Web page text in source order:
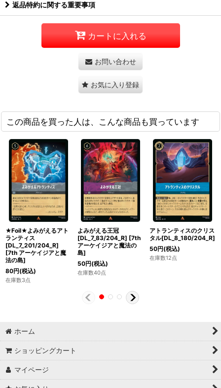
返品特約に関する重要事項
カートに入れる
お問い合わせ
お気に入り登録
この商品を買った人は、こんな商品も買っています
★Foil★よみがえるアト
ランティス
[DL_7_201/204_R]
[7th アーケイジアと魔
法の島]
80円(税込)
在庫数3点
よみがえる王冠
[DL_7_83/204_R] [7th
アーケイジアと魔法の
島]
50円(税込)
在庫数40点
アトランティスのクリス
タル[DL_8_180/204_R]
50円(税込)
在庫数12点
ホーム
ショッピングカート
マイページ